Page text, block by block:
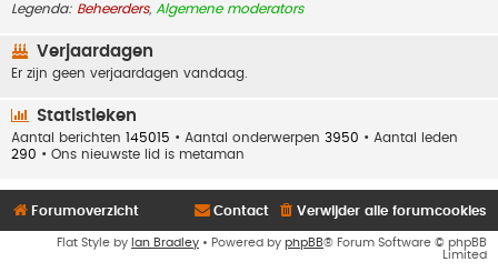
Legenda: Beheerders, Algemene moderators
Verjaardagen
Er zijn geen verjaardagen vandaag.
Statistieken
Aantal berichten 145015 • Aantal onderwerpen 3950 • Aantal leden
290 • Ons nieuwste lid is metaman
Forumoverzicht Verwijder alle forumcookies
Contact
Flat Style by Ian Bradley • Powered by phpBB® Forum Software © phpBB
Limited